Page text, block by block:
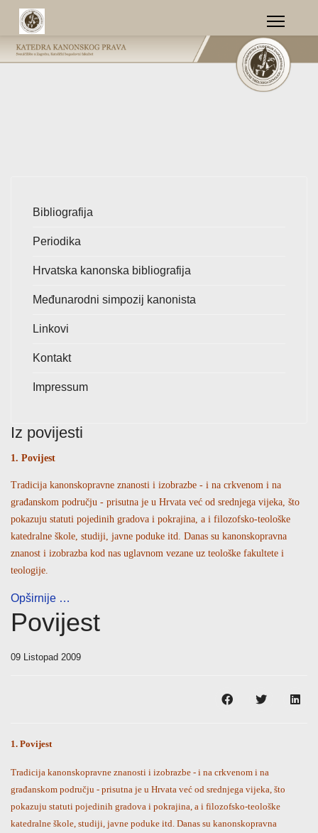
Bibliografija
Periodika
Hrvatska kanonska bibliografija
Međunarodni simpozij kanonista
Linkovi
Kontakt
Impressum
Iz povijesti
1. Povijest
Tradicija kanonskopravne znanosti i izobrazbe - i na crkvenom i na
građanskom području - prisutna je u Hrvata već od srednjega vijeka, što
pokazuju statuti pojedinih gradova i pokrajina, a i filozofsko-teološke
katedralne škole, studiji, javne poduke itd. Danas su kanonskopravna
znanost i izobrazba kod nas uglavnom vezane uz teološke fakultete i
teologije.
Opširnije …
Povijest
09 Listopad 2009
1. Povijest
Tradicija kanonskopravne znanosti i izobrazbe - i na crkvenom i na
građanskom području - prisutna je u Hrvata već od srednjega vijeka, što
pokazuju statuti pojedinih gradova i pokrajina, a i filozofsko-teološke
katedralne škole, studiji, javne poduke itd. Danas su kanonskopravna